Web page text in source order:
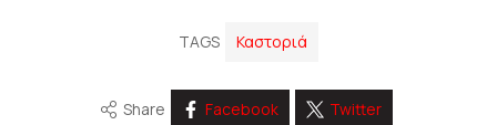
TAGS Καστοριά
Share Facebook Twitter